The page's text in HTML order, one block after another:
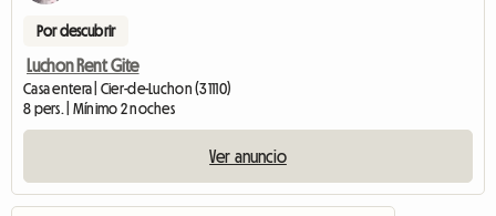
Por descubrir
Luchon Rent Gite
Casa entera | Cier-de-Luchon (31110)
8 pers. | Mínimo 2 noches
Ver anuncio